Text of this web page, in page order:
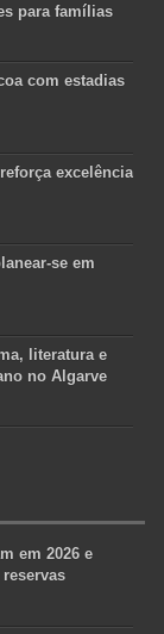
para famílias
com estadias
excelência
se em
literatura e
no Algarve
em 2026 e